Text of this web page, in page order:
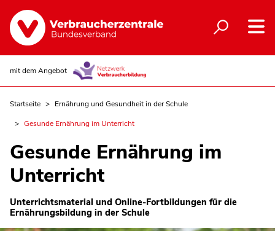
mit dem Angebot
Startseite
Ernährung und Gesundheit in der Schule
Gesunde Ernährung im Unterricht
Gesunde Ernährung im
Unterricht
Unterrichtsmaterial und Online-Fortbildungen für die
Ernährungsbildung in der Schule